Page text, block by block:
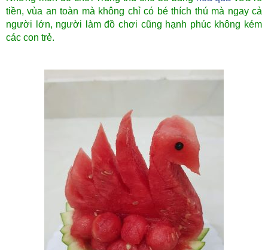
tiền, vùa an toàn mà không chỉ có bé thích thú mà ngay cả
người lớn, người làm đồ chơi cũng hạnh phúc không kém
các con trẻ.